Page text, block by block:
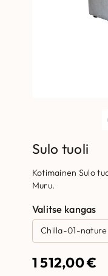
Sulo tuoli
Kotimainen Sulo
Muru.
Valitse kangas
1 512,00€